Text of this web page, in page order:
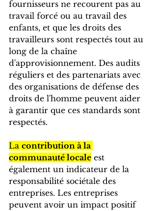
fournisseurs ne recourent pas au
travail forcé ou au travail des
enfants, et que les droits des
travailleurs sont respectés tout au
long de la chaîne
d'approvisionnement. Des audits
réguliers et des partenariats avec
des organisations de défense des
droits de l'homme peuvent aider
à garantir que ces standards sont
respectés.
La contribution à la
communauté locale est
également un indicateur de la
responsabilité sociétale des
entreprises. Les entreprises
peuvent avoir un impact positif